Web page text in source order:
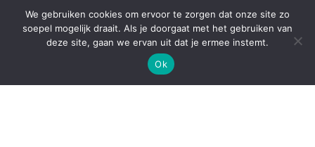
Zakelijk
WordPress
We gebruiken cookies om ervoor te zorgen dat onze site zo
soepel mogelijk draait. Als je doorgaat met het gebruiken van
deze site, gaan we ervan uit dat je ermee instemt.
Ok